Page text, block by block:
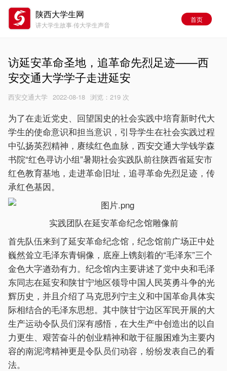
陕西大学生网
讲大学生故事·传大学生声音
首页
访延安革命圣地，追革命先烈足迹——西
安交通大学学子走进延安
西安交通大学 2022-08-18 浏览： 219 次
为了在走近党史、回望国史的社会实践中培育新时代大
学生的使命意识和担当意识，引导学生在社会实践过程
中弘扬英烈精神，赓续红色血脉，西安交通大学钱学森
书院“红色寻访小组”暑期社会实践队前往陕西省延安市
红色教育基地，走进革命旧址，追寻革命先烈足迹，传
承红色基因。
实践团队在延安革命纪念馆雕像前
首先队伍来到了延安革命纪念馆，纪念馆前广场正中处
巍然耸立毛泽东青铜像，底座上镌刻着的“毛泽东”三个
金色大字遒劲有力。纪念馆内主要讲述了党中央和毛泽
东同志在延安和陕甘宁地区领导中国人民英勇斗争的光
辉历史，并且介绍了马克思列宁主义和中国革命具体实
际相结合的毛泽东思想。其中陕甘宁边区军民开展的大
生产运动令队员们深有感悟，在大生产中创造出的以自
力更生、艰苦奋斗的创业精神和敢于征服困难为主要内
容的南泥湾精神更是令队员们动容，纷纷发表自己的看
法。